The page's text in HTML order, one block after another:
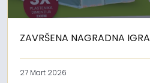
ZAVRŠENA NAGRADNA IGRA
27 Mart 2026